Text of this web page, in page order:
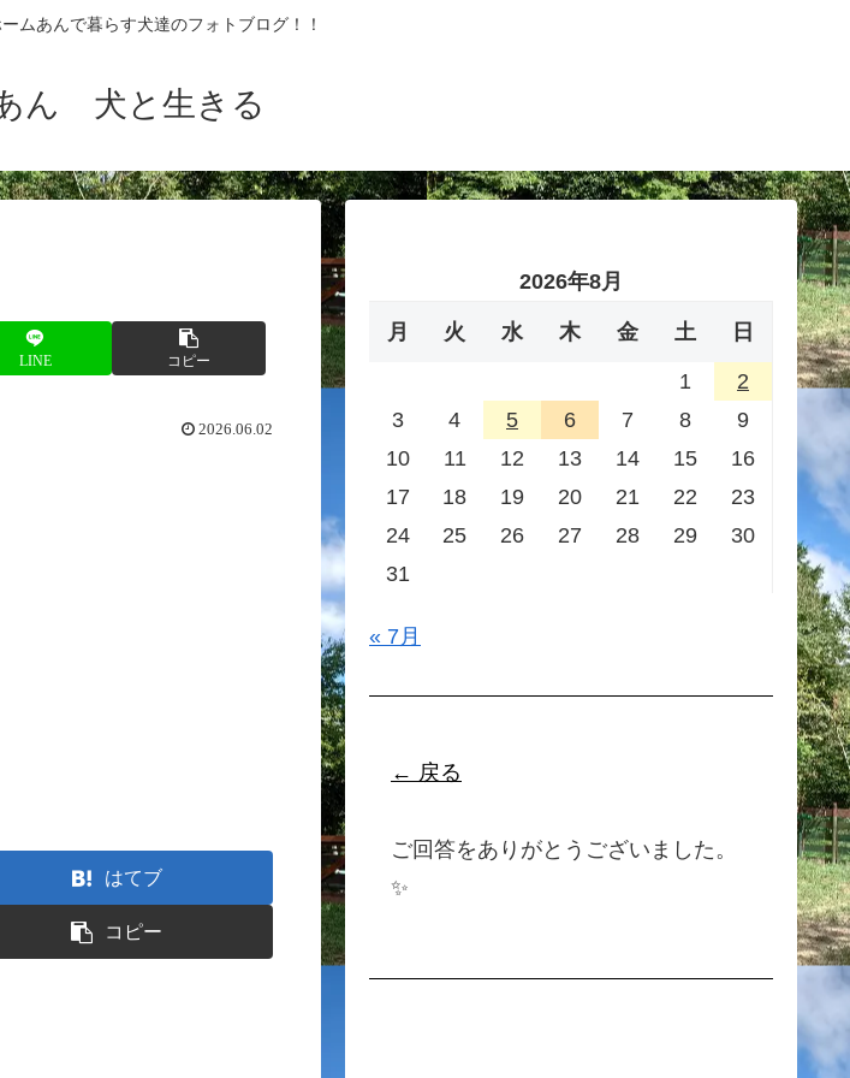
ムあんで暮らす犬達のフォトブログ！！
ん 犬と生きる
LINE コピー
2026.06.02
はてブ
コピー
2026年8月
月 火 水 木 金 土 日
1
2
3
4 5 6 7 8
9
10
11 12 13 14 15
16
17
18 19 20 21 22
23
24
25 26 27 28 29
30
31
« 7月
← 戻る
ご回答をありがとうございました。
✨